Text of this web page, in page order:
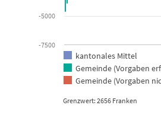
Grenzwert: 2656 Franken
kantonales Mittel
Gemeinde (Vorgaben
Gemeinde (Vorgaben
-7500
-5000